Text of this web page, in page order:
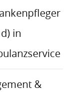
in
&